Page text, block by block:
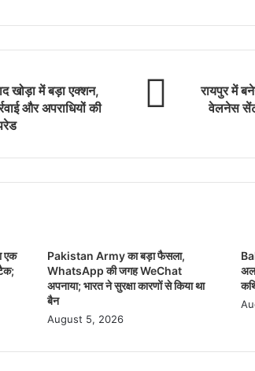
खोड़ा में बड़ा एक्शन,
और अपराधियों की
रायपुर में
वेलनेस
एक
Pakistan Army का बड़ा फैसला,
WhatsApp की जगह WeChat
अपनाया; भारत ने सुरक्षा कारणों से किया था
बैन
August 5, 2026